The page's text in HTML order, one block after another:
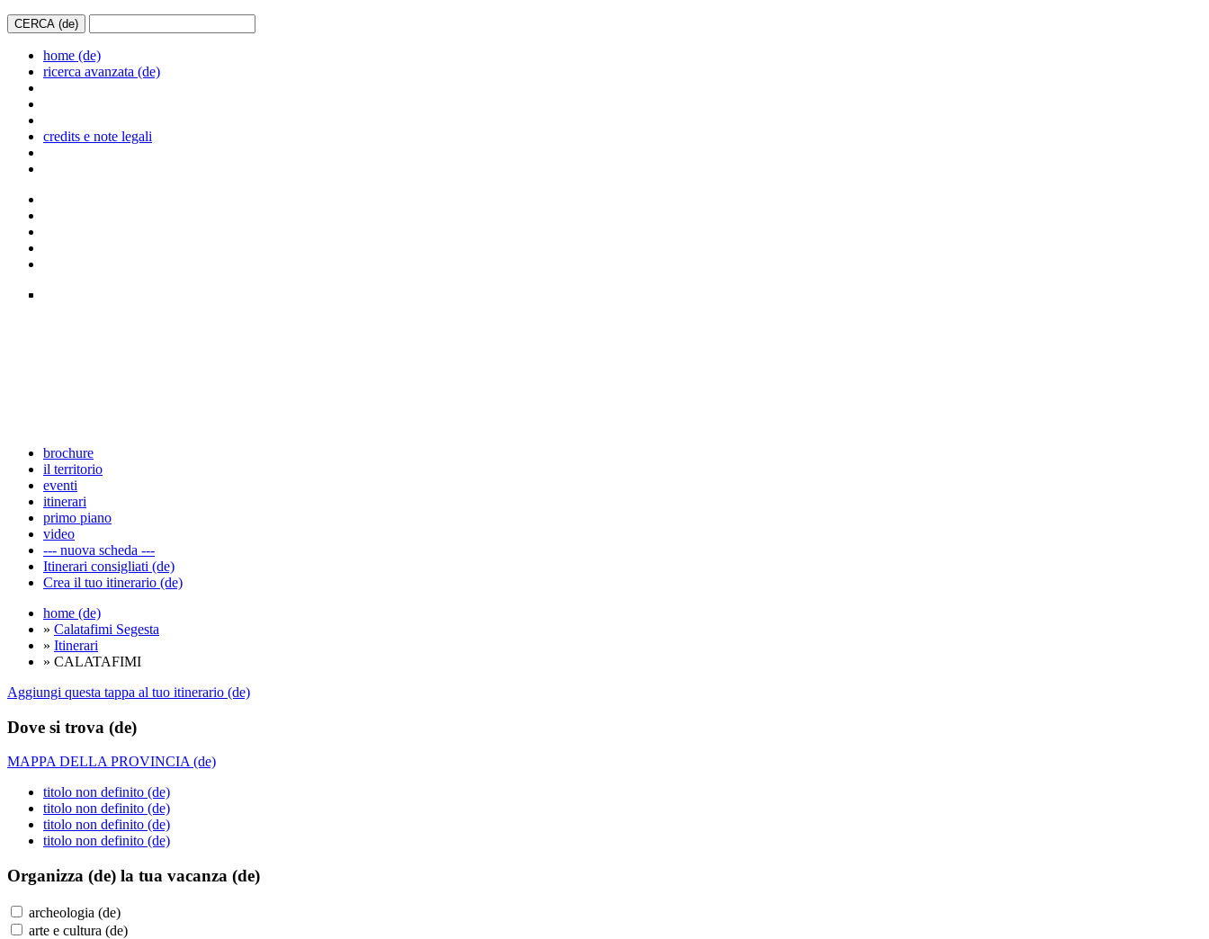
home (de)
ricerca avanzata (de)
credits e note legali
brochure
il territorio
eventi
itinerari
primo piano
video
--- nuova scheda ---
Itinerari consigliati (de)
Crea il tuo itinerario (de)
home (de)
» Calatafimi Segesta
» Itinerari
» CALATAFIMI
Aggiungi questa tappa al tuo itinerario (de)
Dove si trova (de)
MAPPA DELLA PROVINCIA (de)
titolo non definito (de)
titolo non definito (de)
titolo non definito (de)
titolo non definito (de)
Organizza (de) la tua vacanza (de)
archeologia (de)
arte e cultura (de)